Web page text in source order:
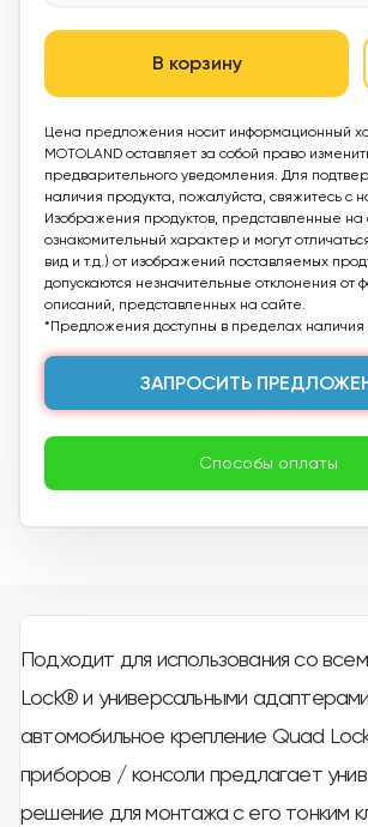
В корзину
Цена предложения носит информационный
MOTOLAND оставляет за собой право
предварительного уведомления. Для
наличия продукта, пожалуйста, свяжитесь с
Изображения продуктов, представленные на
ознакомительный характер и могут
вид и т.д.) от изображений поставляемых
допускаются незначительные отклонения от
описаний, представленных на сайте.
*Предложения доступны в пределах наличия
ЗАПРОСИТЬ
Способы оплаты
Подходит для использования со
Lock® и универсальными
автомобильное крепление Quad
приборов / консоли предлагает
решение для монтажа с его тонким